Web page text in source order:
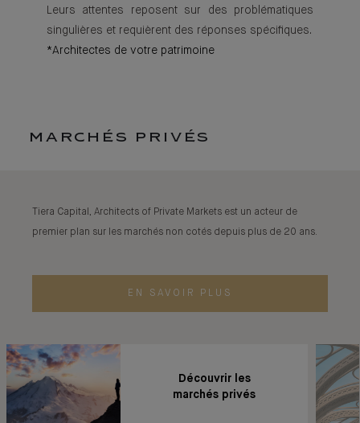
Leurs attentes reposent sur des problématiques
singulières et requièrent des réponses spécifiques.
*Architectes de votre patrimoine
MARCHÉS PRIVÉS
Tiera Capital, Architects of Private Markets est un acteur de
premier plan sur les marchés non cotés depuis plus de 20 ans.
EN SAVOIR PLUS
Découvrir les
marchés privés